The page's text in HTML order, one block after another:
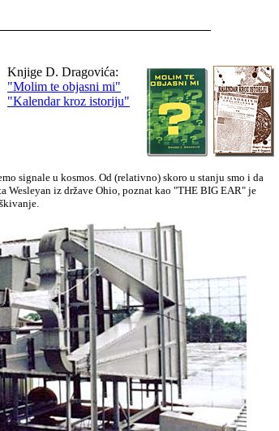
Knjige D. Dragovića:
"Molim te objasni mi"
"Kalendar kroz istoriju"
signale u kosmos. Od (relativno) skoro u stanju smo i da
Wesleyan iz države Ohio, poznat kao "THE BIG EAR" je